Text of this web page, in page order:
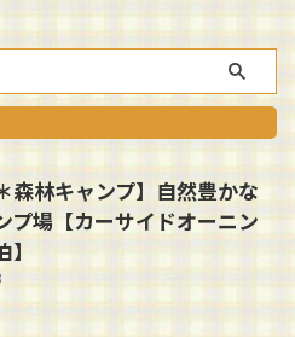
森林キャンプ】自然豊かな
プ場【カーサイドオーニン